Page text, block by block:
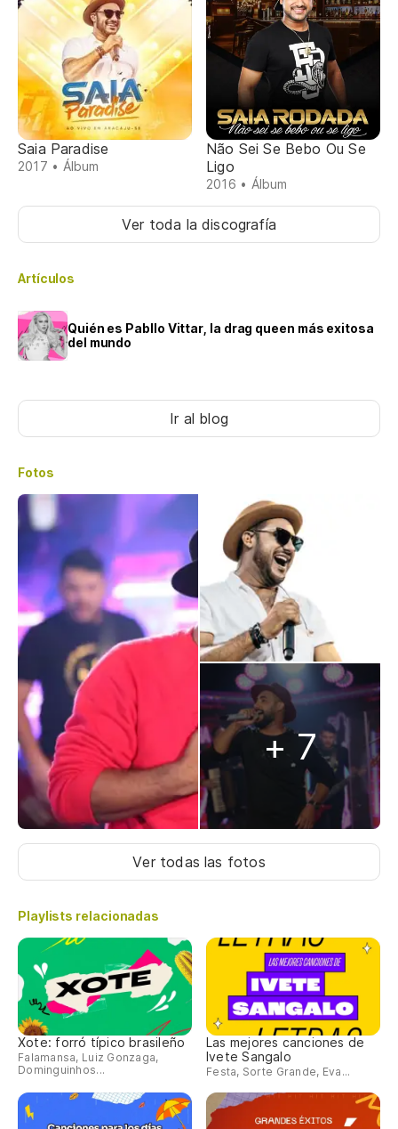
Saia Paradise
2017 • Álbum
Não Sei Se Bebo Ou Se
Ligo
2016 • Álbum
Ver toda la discografía
Artículos
Quién es Pabllo Vittar, la drag queen más exitosa
del mundo
Ir al blog
Fotos
+ 7
Ver todas las fotos
Playlists relacionadas
Xote: forró típico brasileño
Falamansa, Luiz Gonzaga,
Dominguinhos...
Las mejores canciones de
Ivete Sangalo
Festa, Sorte Grande, Eva...